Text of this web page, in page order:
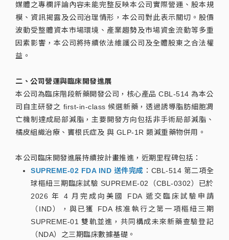
媒體之專欄評論內容未能完整反映本公司實際營運、股本規
模、資訊揭露及公司治理情形，本公司對此表示關切。股價
波動受整體資本市場環境、產業趨勢及市場資金流動等多重
因素影響，本公司將持續依法維護公司及全體股東之合法權
益。
二、公司營運與臨床開發進展
本公司為臨床階段新藥開發公司，核心產品 CBL-514 為本公
司自主研發之 first-in-class 候選新藥，透過誘導脂肪細胞凋
亡機制達成局部減脂，主要開發方向包括非手術局部減脂、
橘皮組織治療、竇根氏症及 與 GLP-1R 類減重藥物併用。
本公司臨床開發進展持續按計畫推進，近期里程碑包括：
SUPREME-02 FDA IND 送件完成 ：CBL-514 第二項全
球樞紐三期臨床試驗 SUPREME-02（CBL-0302）已於
2026 年 4 月完成向美國 FDA 遞交臨床試驗申請
（IND），與已獲 FDA 核准執行之第一項樞紐三期
SUPREME-01 雙軌並進，共同構成未來新藥查驗登記
（NDA）之三期臨床數據基礎。